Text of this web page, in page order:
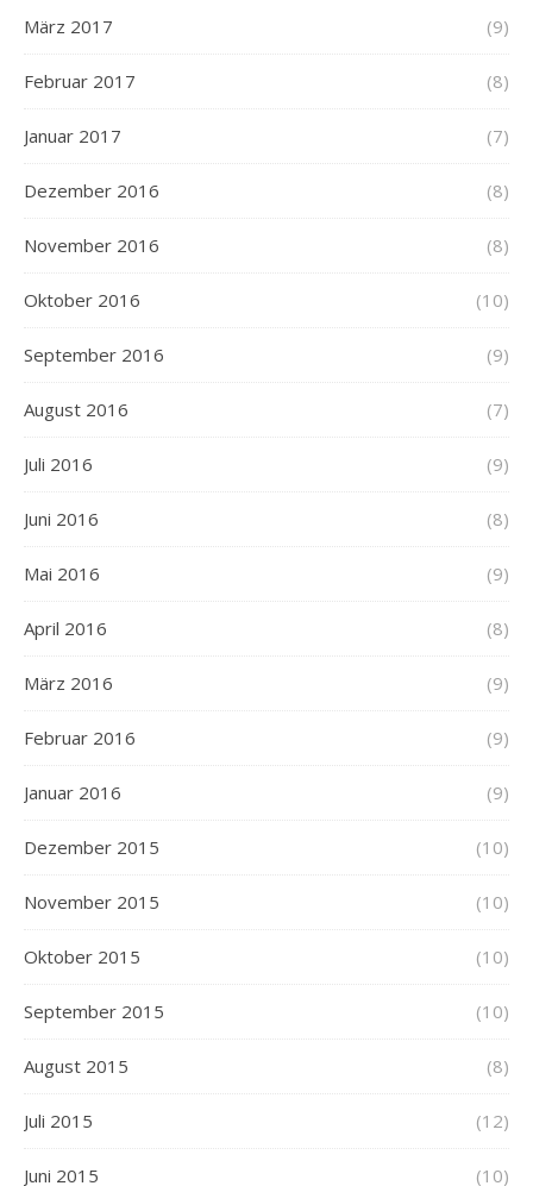
März 2017 (9)
Februar 2017 (8)
Januar 2017 (7)
Dezember 2016 (8)
November 2016 (8)
Oktober 2016 (10)
September 2016 (9)
August 2016 (7)
Juli 2016 (9)
Juni 2016 (8)
Mai 2016 (9)
April 2016 (8)
März 2016 (9)
Februar 2016 (9)
Januar 2016 (9)
Dezember 2015 (10)
November 2015 (10)
Oktober 2015 (10)
September 2015 (10)
August 2015 (8)
Juli 2015 (12)
Juni 2015 (10)